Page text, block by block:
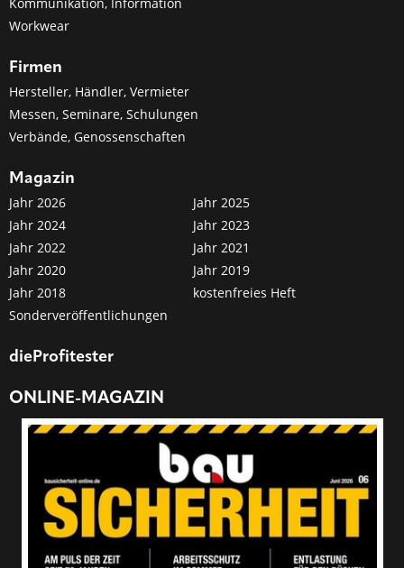
Workwear
Firmen
Hersteller, Händler, Vermieter
Messen, Seminare, Schulungen
Verbände, Genossenschaften
Magazin
Jahr 2026
Jahr 2025
Jahr 2024
Jahr 2023
Jahr 2022
Jahr 2021
Jahr 2020
Jahr 2019
Jahr 2018
kostenfreies Heft
Sonderveröffentlichungen
dieProfitester
ONLINE-MAGAZIN